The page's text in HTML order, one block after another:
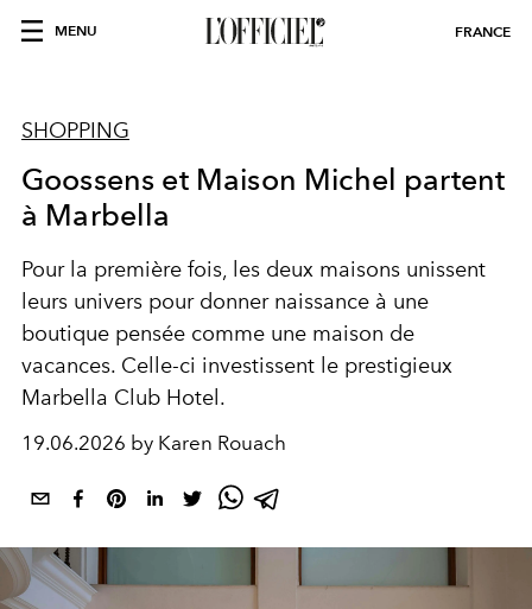
MENU FRANCE
SHOPPING
Goossens et Maison Michel partent
à Marbella
Pour la première fois, les deux maisons unissent
leurs univers pour donner naissance à une
boutique pensée comme une maison de
vacances. Celle-ci investissent le prestigieux
Marbella Club Hotel.
19.06.2026 by Karen Rouach